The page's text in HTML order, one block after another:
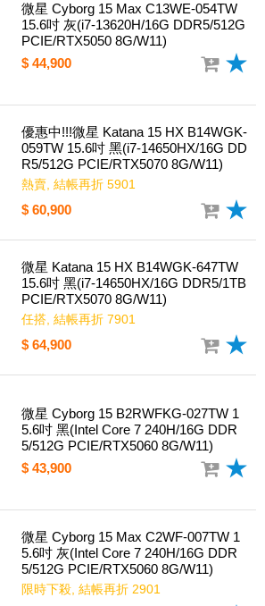
微星 Cyborg 15 Max C13WE-054TW
15.6吋 灰(i7-13620H/16G DDR5/512G
PCIE/RTX5050 8G/W11)
$ 44,900
優惠中!!!微星 Katana 15 HX B14WGK-
059TW 15.6吋 黑(i7-14650HX/16G DD
R5/512G PCIE/RTX5070 8G/W11)
熱賣, 結帳再折 5901
$ 60,900
微星 Katana 15 HX B14WGK-647TW
15.6吋 黑(i7-14650HX/16G DDR5/1TB
PCIE/RTX5070 8G/W11)
任搭, 結帳再折 7901
$ 64,900
微星 Cyborg 15 B2RWFKG-027TW 1
5.6吋 黑(Intel Core 7 240H/16G DDR
5/512G PCIE/RTX5060 8G/W11)
$ 43,900
微星 Cyborg 15 Max C2WF-007TW 1
5.6吋 灰(Intel Core 7 240H/16G DDR
5/512G PCIE/RTX5060 8G/W11)
限時下殺, 結帳再折 2901